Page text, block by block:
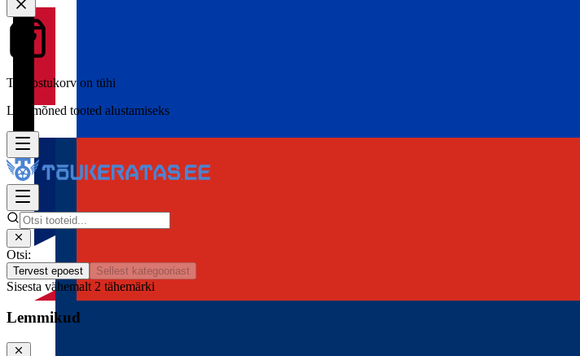
Teie ostukorv on tühi
Lisa mõned tooted alustamiseks
Otsi:
Tervest epoest Sellest kategooriast
Sisesta vähemalt 2 tähemärki
Lemmikud